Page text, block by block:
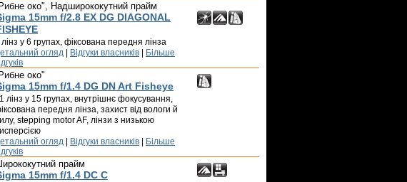
око", Надширококутний прайм
15mm f/2.8 EX DG DIAGONAL
у 6 групах, фіксована передня лінза
огляд Відгуки власників
Більше
око"
15mm f/1.4 DG DN Art Fisheye
лінз у 15 групах, внутрішнє фокусування,
передня лінза, захист від вологи й
stepping motor AF, лінзи з низькою
огляд Відгуки власників
Більше
прайм
15mm f/1.4 DC C